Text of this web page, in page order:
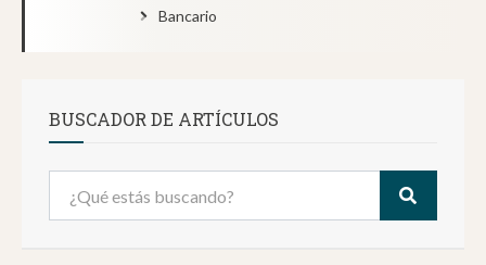
Bancario
BUSCADOR DE ARTÍCULOS